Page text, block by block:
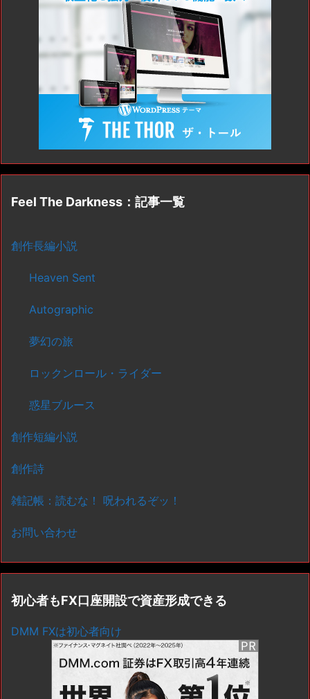
Feel The Darkness：記事一覧
創作長編小説
Heaven Sent
Autographic
夢幻の旅
ロックンロール・ライダー
惑星ブルース
創作短編小説
創作詩
雑記帳：読むな！ 呪われるぞッ！
お問い合わせ
初心者もFX口座開設で資産形成できる
DMM FXは初心者向け